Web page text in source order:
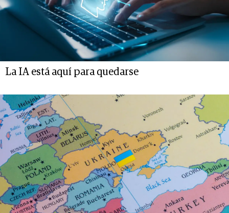
La IA está aquí para quedarse